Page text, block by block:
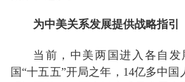
为中美关系发展提供战略指引
当前，中美两国进入各自
国“十五五”开局之年，14亿多中国